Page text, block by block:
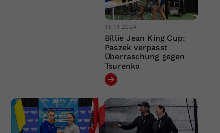
16.11.2024
Billie Jean King Cup:
Paszek verpasst
Überraschung gegen
Tsurenko